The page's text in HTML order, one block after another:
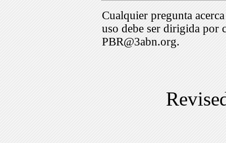
Cualquier pregunta
uso debe ser dirigida por
PBR@3abn.org.